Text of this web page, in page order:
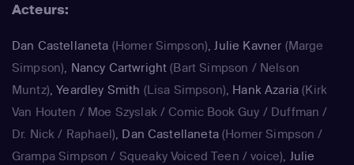
saison, est régulièrement récompensée aux Emmy Awards
Acteurs:
Dan Castellaneta (Homer Simpson),Julie Kavner (Marge
Simpson), Nancy Cartwright (Bart Simpson / Nelson
Muntz),Yeardley Smith (Lisa Simpson), Hank Azaria (Kirk
Van Houten / Moe Szyslak / Comic Book Guy / Duffman /
Dr. Nick / Raphael), Dan Castellaneta(Homer Simpson /
Grampa Simpson / Squeaky Voiced Teen / voice), Julie